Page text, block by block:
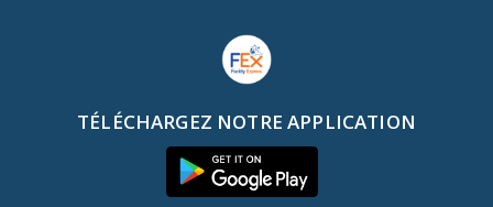
TÉLÉCHARGEZ NOTRE APPLICATION